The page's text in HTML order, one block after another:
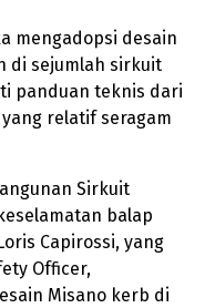
mengadopsi desain
di sejumlah sirkuit
panduan teknis dari
relatif seragam
Sirkuit
balap
Capirossi, yang
Officer,
Misano kerb di